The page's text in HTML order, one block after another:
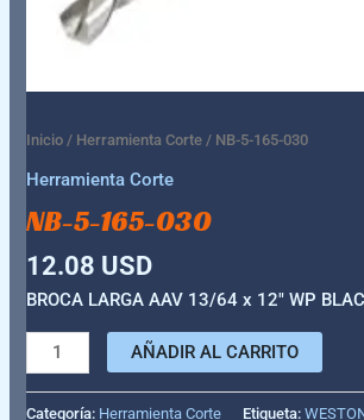
Inicio / Herramienta Corte / NB-5-165-030
Herramienta Corte
NB-5-165-030
12.08 USD
BROCA LARGA AAV 13/64 x 12″ WP
AÑADIR AL CARRITO
Categoría: Herramienta Corte Etiqueta: